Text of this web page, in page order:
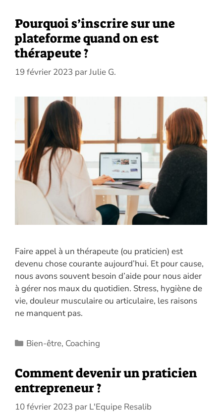
Pourquoi s’inscrire sur une
plateforme quand on est
thérapeute ?
19 février 2023 parJulie G.
Faire appel à un thérapeute (ou praticien) est
devenu chose courante aujourd’hui. Et pour cause,
nous avons souvent besoin d’aide pour nous aider
à gérer nos maux du quotidien. Stress, hygiène de
vie, douleur musculaire ou articulaire, les raisons
ne manquent pas.
Catégories
Bien-être, Coaching
Comment devenir un praticien
entrepreneur ?
10 février 2023 par L'Equipe Resalib